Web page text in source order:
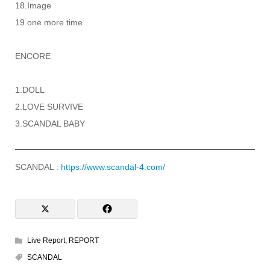
18.Image
19.one more time
ENCORE
1.DOLL
2.LOVE SURVIVE
3.SCANDAL BABY
SCANDAL : https://www.scandal-4.com/
Live Report, REPORT
SCANDAL